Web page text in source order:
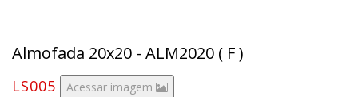
Almofada 20x20 - ALM2020 ( F )
LS005 Acessar imagem